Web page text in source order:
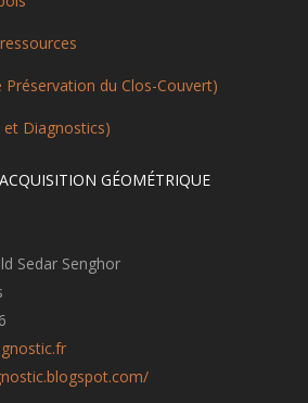
Préservation du Clos-Couvert)
et Diagnostics)
GÉOMÉTRIQUE
Sedar Senghor